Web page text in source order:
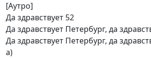
[Аутро]
Да здравствует 52
Да здравствует Петербург, да
Да здравствует Петербург, да
а)